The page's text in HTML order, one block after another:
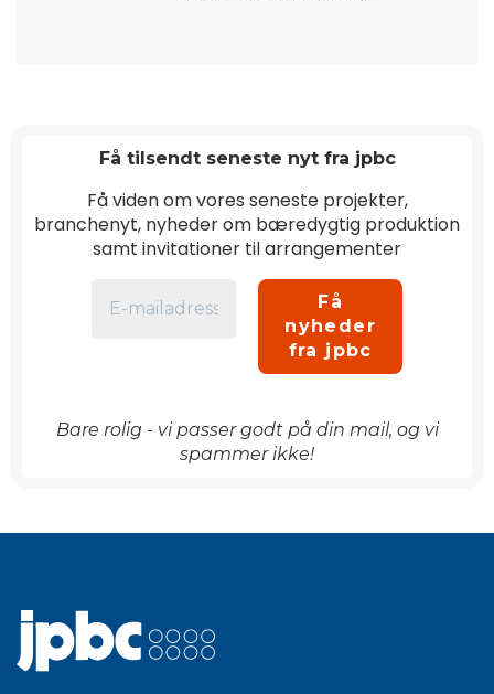
Få tilsendt seneste nyt fra jpbc
Få viden om vores seneste projekter,
branchenyt, nyheder om bæredygtig produktion
samt invitationer til arrangementer
Bare rolig - vi passer godt på din mail, og vi
spammer ikke!